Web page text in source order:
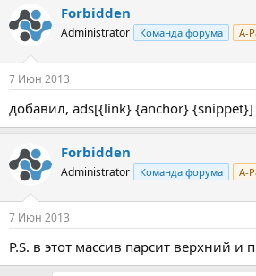
Forbidden
Administrator Команда форума A-
7 Июн 2013
добавил, ads[{link} {anchor} {snippet}]
Forbidden
Administrator Команда форума A-
7 Июн 2013
P.S. в этот массив парсит верхний и